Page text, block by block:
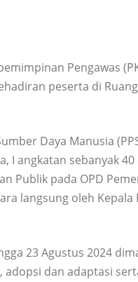
Pengawas
peserta di
Daya Manusia
I angkatan sebanyak 40
Publik pada OPD
langsung oleh Kepala
23 Agustus 2024
dan adaptasi